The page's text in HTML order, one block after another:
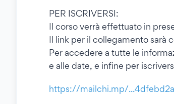
PER ISCRIVERSI:
Il corso verrà effettuato in
Il link per il collegamento sarà
Per accedere a tutte le
e alle date, e infine per
https://mailchi.mp/